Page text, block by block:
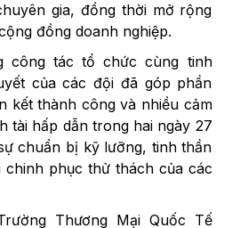
gia, đồng thời mở rộng
đồng doanh nghiệp.
công tác tổ chức cùng tinh
của các đội đã góp phần
kết thành công và nhiều cảm
tài hấp dẫn trong hai ngày 27
chuẩn bị kỹ lưỡng, tinh thần
phục thử thách của các
Thương Mại Quốc Tế